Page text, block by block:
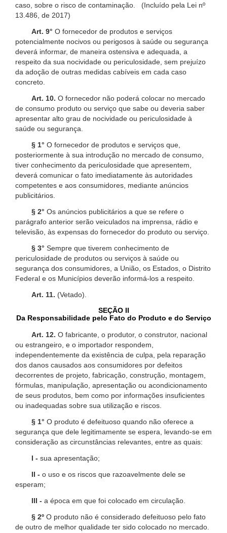
caso, sobre o risco de contaminação. (Incluído pela Lei nº
13.486, de 2017)
Art. 9° O fornecedor de produtos e serviços
potencialmente nocivos ou perigosos à saúde ou segurança
deverá informar, de maneira ostensiva e adequada, a
respeito da sua nocividade ou periculosidade, sem prejuízo
da adoção de outras medidas cabíveis em cada caso
concreto.
Art. 10. O fornecedor não poderá colocar no mercado
de consumo produto ou serviço que sabe ou deveria saber
apresentar alto grau de nocividade ou periculosidade à
saúde ou segurança.
§ 1° O fornecedor de produtos e serviços que,
posteriormente à sua introdução no mercado de consumo,
tiver conhecimento da periculosidade que apresentem,
deverá comunicar o fato imediatamente às autoridades
competentes e aos consumidores, mediante anúncios
publicitários.
§ 2° Os anúncios publicitários a que se refere o
parágrafo anterior serão veiculados na imprensa, rádio e
televisão, às expensas do fornecedor do produto ou serviço.
§ 3° Sempre que tiverem conhecimento de
periculosidade de produtos ou serviços à saúde ou
segurança dos consumidores, a União, os Estados, o Distrito
Federal e os Municípios deverão informá-los a respeito.
Art. 11. (Vetado).
SEÇÃO II
Da Responsabilidade pelo Fato do Produto e do Serviço
Art. 12. O fabricante, o produtor, o construtor, nacional
ou estrangeiro, e o importador respondem,
independentemente da existência de culpa, pela reparação
dos danos causados aos consumidores por defeitos
decorrentes de projeto, fabricação, construção, montagem,
fórmulas, manipulação, apresentação ou acondicionamento
de seus produtos, bem como por informações insuficientes
ou inadequadas sobre sua utilização e riscos.
§ 1° O produto é defeituoso quando não oferece a
segurança que dele legitimamente se espera, levando-se em
consideração as circunstâncias relevantes, entre as quais:
I - sua apresentação;
II - o uso e os riscos que razoavelmente dele se
esperam;
III - a época em que foi colocado em circulação.
§ 2º O produto não é considerado defeituoso pelo fato
de outro de melhor qualidade ter sido colocado no mercado.